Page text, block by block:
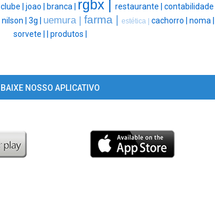
clube | joao | branca | rgbx | restaurante | contabilidade |
nilson | 3g | uemura | farma | estética | cachorro | noma |
sorvete | produtos |
BAIXE NOSSO APLICATIVO